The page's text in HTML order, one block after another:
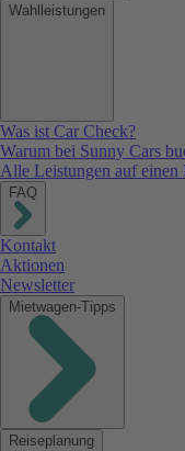
Wahlleistungen
Was ist Car Check?
Warum bei Sunny Cars
Alle Leistungen auf einen
FAQ
Kontakt
Aktionen
Newsletter
Mietwagen-Tipps
Reiseplanung